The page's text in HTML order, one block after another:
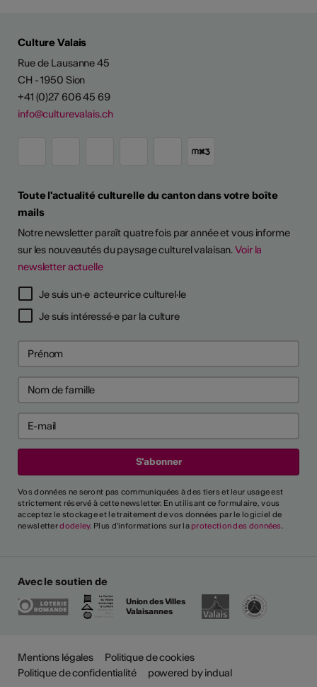
Culture Valais
Rue de Lausanne 45
CH - 1950 Sion
+41 (0)27 606 45 69
info@culturevalais.ch
Toute l'actualité culturelle du canton dans votre boîte
mails
Notre newsletter paraît quatre fois par année et vous informe
sur les nouveautés du paysage culturel valaisan.Voir la
newsletter actuelle
Je suis un·e acteur·rice culturel·le
Je suis intéressé·e par la culture
Vos données ne seront pas communiquées à des tiers et leur usage est
strictement réservé à cette newsletter. En utilisant ce formulaire, vous
acceptez le stockage et le traitement de vos données par le logiciel de
newsletterdodeley. Plus d'informations sur la protection des données.
Avec le soutien de
Union des Villes
Valaisannes
Mentions légales
Politique de cookies
Politique de confidentialité
powered by indual